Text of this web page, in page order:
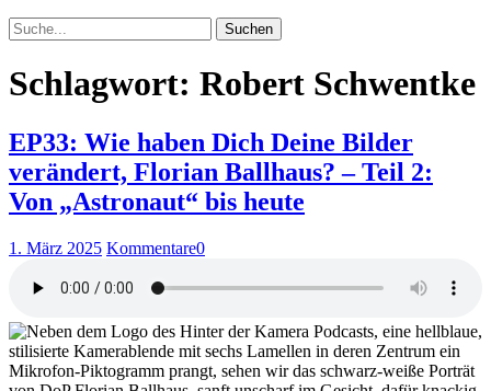
Suche
Schlagwort: Robert Schwentke
EP33: Wie haben Dich Deine Bilder
verändert, Florian Ballhaus? – Teil 2:
Von „Astronaut“ bis heute
1. März 2025 Kommentare0